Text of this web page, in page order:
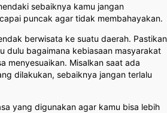
sebaiknya kamu jangan
puncak agar tidak membahayakan.
berwisata ke suatu daerah. Pastikan
dulu bagaimana kebiasaan masyarakat
menyesuaikan. Misalkan saat ada
dilakukan, sebaiknya jangan terlalu
yang digunakan agar kamu bisa lebih